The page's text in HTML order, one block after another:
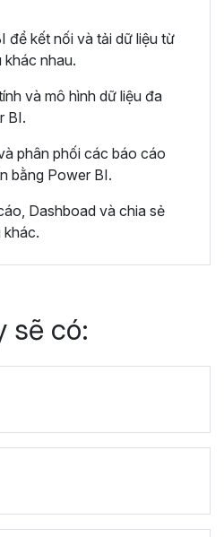
để kết nối và tải dữ liệu từ
khác nhau.
và mô hình dữ liệu đa
BI.
phân phối các báo cáo
bằng Power BI.
Dashboad và chia sẻ
khác.
sẽ có: